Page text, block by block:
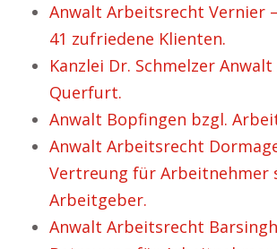
Anwalt Arbeitsrecht Vernier
41 zufriedene Klienten.
Kanzlei Dr. Schmelzer
Querfurt.
Anwalt Bopfingen bzgl.
Anwalt Arbeitsrecht
Vertreung für Arbeitnehmer
Arbeitgeber.
Anwalt Arbeitsrecht